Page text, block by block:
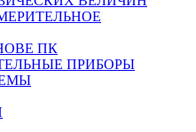
ПК
ПРИБОРЫ